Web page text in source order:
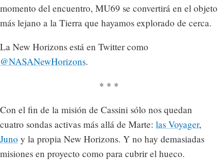
momento del encuentro, MU69 se convertirá en el objeto
más lejano a la Tierra que hayamos explorado de cerca.
La New Horizons está en Twitter como
@NASANewHorizons.
* * *
Con el fin de la misión de Cassini sólo nos quedan
cuatro sondas activas más allá de Marte: las Voyager,
Juno y la propia New Horizons. Y no hay demasiadas
misiones en proyecto como para cubrir el hueco.